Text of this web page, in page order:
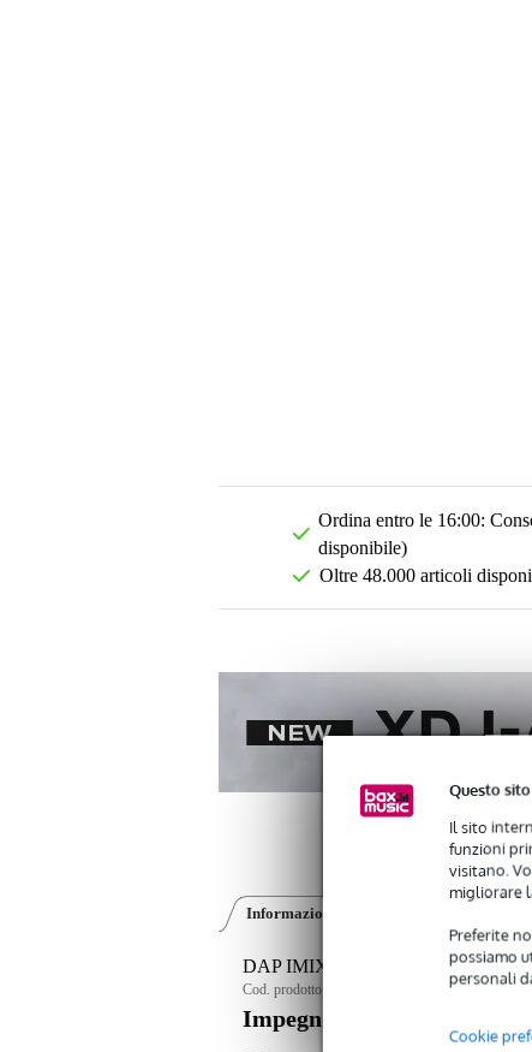
Questo
Il sito
funzioni
visitano.
migliorare
Preferite
possiamo
personali
Cookie
Ordina entro le 16:00:
disponibile)
Oltre 48.000 articoli
Informazioni sul prodotto
DAP IMIX-6.2 7-Channel/2-Zone
Cod. prodotto:
Impegno di servizio